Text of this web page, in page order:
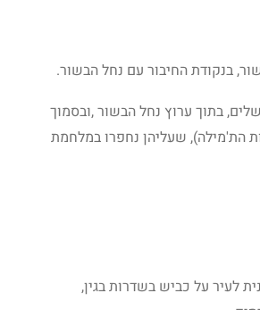
בנקודת החיבור עם נחל הבשור.
מצפון למושב אשלים, בתוך ערוץ נחל הבשור ,ובסמוך
הת'מילה), שעליהן נחפרו במלחמת
לעיר על כביש בשדרות בגין,